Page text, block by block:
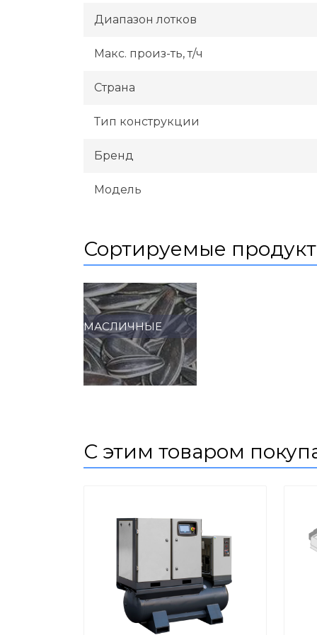
Диапазон лотков
Макс. произ-ть, т/ч
Страна
Тип конструкции
Бренд
Модель
Сортируемые
МАСЛИЧНЫЕ
С этим товаром